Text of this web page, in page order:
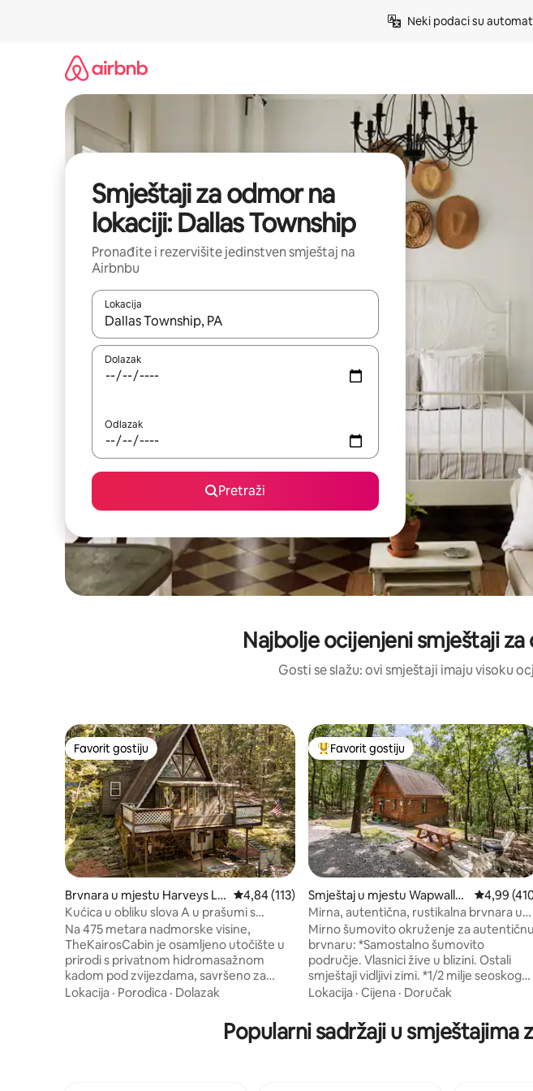
Neki podaci su
Smještaji za odmor na
lokaciji: Dallas Township
Pronađite i rezervišite jedinstven smještaj na
Airbnbu
Lokacija
Kad rezultati budu dostupni, krećite se gore i dolje pomoću strelica ili ih
Dolazak
Odlazak
Pretraži
Najbolje ocijenjeni smještaji
Gosti se slažu: ovi smještaji imaju visoku
Favorit gostiju
Favorit gostiju
Brvnara u mjestu Harveys La
ke
Prosječna ocjena: 4,84 od 5, recenzija: 113
4,84 (113)
Kućica u obliku slova A u prašumi s
hidromasažnom kadom
Na 475 metara nadmorske visine,
TheKairosCabin je osamljeno utočište u
prirodi s privatnom hidromasažnom
kadom pod zvijezdama, savršeno za
parove, prijatelje i porodice. Daleko od
odmor za koji ste žudili. Zapalite vatru i
napravite s'mores, probudite se uz pjev
Lokacija · Porodica · Dolazak
Glavni favorit gostiju
Favorit gostiju
Smještaj u mjestu Wapwallo
pen
Prosječna
4,99
Mirna, autentična, rustikalna brvnara u
šumi
Mirno šumovito okruženje za autentičnu
brvnaru: *Samostalno šumovito
područje. Vlasnici žive u blizini. Ostali
smještaji vidljivi zimi. *1/2 milje seoskog
zemljanog puta prolazi pored smještaja
*Znakovi duž puta nakon što GPS ode.
*Parking prostor se okreće. *Kompletno
Lokacija · Cijena · Doručak
Popularni sadržaji u smještajima